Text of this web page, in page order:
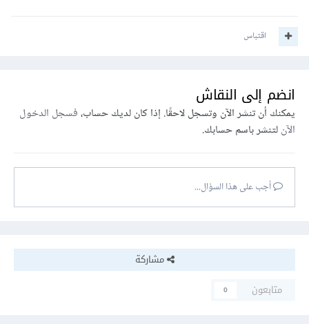
اقتباس
انضم إلى النقاش
يمكنك أن تنشر الآن وتسجل لاحقًا. إذا كان لديك حساب،فسجل الدخول
الآنلتنشر باسم حسابك.
أجب على هذا السؤال...
مشاركة
متابعون
0